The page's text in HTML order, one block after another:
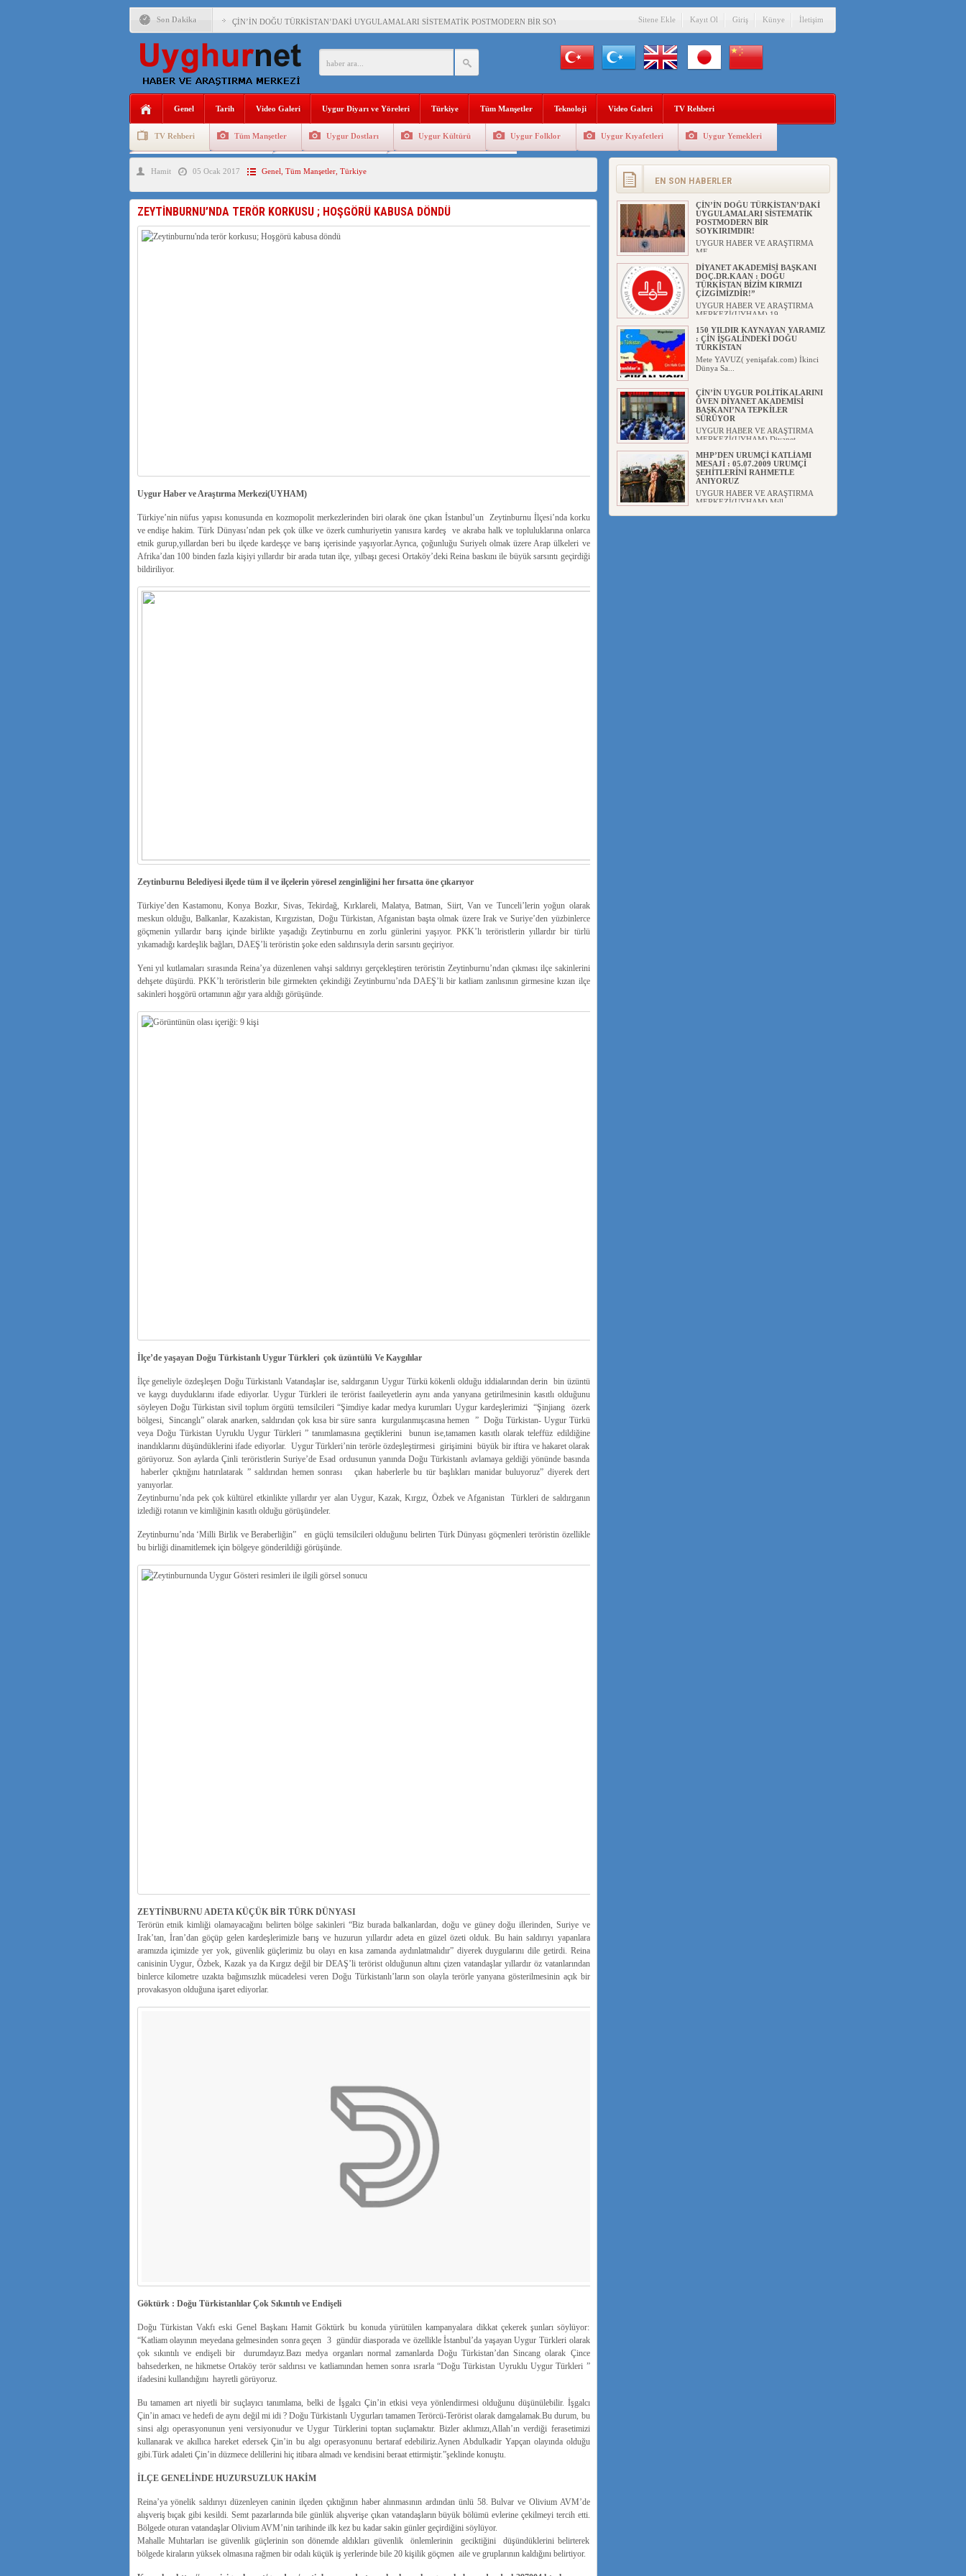
Son Dakika ÇİN’İN DOĞU TÜRKİSTAN’DAKİ UYGULAMALARI SİSTEMATİK POSTMODERN BİR SOYKIRIMDIR!
DİYANET AKADEMİSİ BAŞKANI DOÇ.DR.KAAN : DOĞU TÜRKİSTAN BİZİM KIRMIZI ÇİZGİMİZDİR!”
ÇİN’İN UYGUR POLİTİKALARINI ÖVEN DİYANET AKADEMİSİ BAŞKANI’NA TEPKİLER SÜRÜYOR
MHP’DEN URUMÇİ KATLİAMI MESAJİ : 05.07.2009 URUMÇİ ŞEHİTLERİNİ RAHMETLE ANIYORUZ
İŞGALCİ ÇİN’DEN “FETİHLER SULTANI MEHMET”DİZİSİNE GARİP SANSÜR VE HADSIZ İHTAR
SAADET PARTİSİ İLÇE BAŞKANI : TEMMUZ AYI,DOĞU TÜRKİSTAN İÇİN KATLİAM AYI DEĞİLDİR !
Sitene Ekle Kayıt Ol Giriş Künye İletişim
Genel Tarih Video Galeri Uygur Diyarı ve Yöreleri Türkiye Tüm Manşetler Teknoloji Video Galeri TV Rehberi
TV Rehberi Tüm Manşetler Uygur Dostları Uygur Kültürü Uygur Folklor Uygur Kıyafetleri Uygur Yemekleri
Uygurlarda Düğün ve Cenaze
Hamit 05 Ocak 2017 Genel Tüm Manşetler, Türkiye
ZEYTİNBURNU’NDA TERÖR KORKUSU ; HOŞGÖRÜ KABUSA DÖNDÜ
Uygur Haber ve Araştırma Merkezi(UYHAM)
Türkiye’nin nüfus yapısı konusunda en kozmopolit merkezlerinden biri olarak öne çıkan İstanbul’un Zeytinburnu İlçesi’nda korku
ve endişe hakim. Türk Dünyası’ndan pek çok ülke ve özerk cumhuriyetin yanısıra kardeş ve akraba halk ve topluluklarına onlarca
etnik gurup,yıllardan beri bu ilçede kardeşçe ve barış içerisinde yaşıyorlar.Ayrıca, çoğunluğu Suriyelı olmak üzere Arap ülkeleri ve
Afrika’dan 100 binden fazla kişiyi yıllardır bir arada tutan ilçe, yılbaşı gecesi Ortaköy’deki Reina baskını ile büyük sarsıntı geçirdiği
bildiriliyor.
Zeytinburnu Belediyesi ilçede tüm il ve ilçelerin yöresel zenginliğini her fırsatta öne çıkarıyor
Türkiye’den Kastamonu, Konya Bozkır, Sivas, Tekirdağ, Kırklareli, Malatya, Batman, Siirt, Van ve Tunceli’lerin yoğun olarak
meskun olduğu, Balkanlar, Kazakistan, Kırgızistan, Doğu Türkistan, Afganistan başta olmak üzere Irak ve Suriye’den yüzbinlerce
göçmenin yıllardır barış içinde birlikte yaşadığı Zeytinburnu en zorlu günlerini yaşıyor. PKK’lı teröristlerin yıllardır bir türlü
yıkamadığı kardeşlik bağları, DAEŞ’li teröristin şoke eden saldırısıyla derin sarsıntı geçiriyor.
Yeni yıl kutlamaları sırasında Reina’ya düzenlenen vahşi saldırıyı gerçekleştiren teröristin Zeytinburnu’ndan çıkması ilçe sakinlerini
dehşete düşürdü. PKK’lı teröristlerin bile girmekten çekindiği Zeytinburnu’nda DAEŞ’li bir katliam zanlısının girmesine kızan ilçe
sakinleri hoşgörü ortamının ağır yara aldığı görüşünde.
İlçe’de yaşayan Doğu Türkistanlı Uygur Türkleri çok üzüntülü Ve Kaygılılar
İlçe geneliyle özdeşleşen Doğu Türkistanlı Vatandaşlar ise, saldırganın Uygur Türkü kökenli olduğu iddialarından derin bin üzüntü
ve kaygı duyduklarını ifade ediyorlar. Uygur Türkleri ile terörist faaileyetlerin aynı anda yanyana getirilmesinin kasıtlı olduğunu
söyleyen Doğu Türkistan sivil toplum örgütü temsilcileri “Şimdiye kadar medya kurumları Uygur kardeşlerimizi “Şinjiang özerk
bölgesi, Sincanglı” olarak anarken, saldırıdan çok kısa bir süre sanra kurgulanmışcasına hemen ” Doğu Türkistan- Uygur Türkü
veya Doğu Türkistan Uyruklu Uygur Türkleri ” tanımlamasına geçtiklerini bunun ise,tamamen kasıtlı olarak teleffüz edildiğine
inandıklarını düşündüklerini ifade ediyorlar. Uygur Türkleri’nin terörle özdeşleştirmesi girişimini büyük bir iftira ve hakaret olarak
görüyoruz. Son aylarda Çinli teröristlerin Suriye’de Esad ordusunun yanında Doğu Türkistanlı avlamaya geldiği yönünde basında
haberler çıktığını hatırılatarak ” saldırıdan hemen sonrası çıkan haberlerle bu tür başlıkları manidar buluyoruz” diyerek dert
yanıyorlar.
Zeytinburnu’nda pek çok kültürel etkinlikte yıllardır yer alan Uygur, Kazak, Kırgız, Özbek ve Afganistan Türkleri de saldırganın
izlediği rotanın ve kimliğinin kasıtlı olduğu görüşündeler.
Zeytinburnu’nda ‘Milli Birlik ve Beraberliğin” en güçlü temsilcileri olduğunu belirten Türk Dünyası göçmenleri teröristin özellikle
bu birliği dinamitlemek için bölgeye gönderildiği görüşünde.
ZEYTİNBURNU ADETA KÜÇÜK BİR TÜRK DÜNYASI
Terörün etnik kimliği olamayacağını belirten bölge sakinleri “Biz burada balkanlardan, doğu ve güney doğu illerinden, Suriye ve
Irak’tan, İran’dan göçüp gelen kardeşlerimizle barış ve huzurun yıllardır adeta en güzel özeti olduk. Bu hain saldırıyı yapanlara
aramızda içimizde yer yok, güvenlik güçlerimiz bu olayı en kısa zamanda aydınlatmalıdır” diyerek duygularını dile getirdi. Reina
canisinin Uygur, Özbek, Kazak ya da Kırgız değil bir DEAŞ’li terörist olduğunun altını çizen vatandaşlar yıllardır öz vatanlarından
binlerce kilometre uzakta bağımsızlık mücadelesi veren Doğu Türkistanlı’ların son olayla terörle yanyana gösterilmesinin açık bir
provakasyon olduğuna işaret ediyorlar.
Göktürk : Doğu Türkistanlılar Çok Sıkıntılı ve Endişeli
Doğu Türkistan Vakfı eski Genel Başkanı Hamit Göktürk bu konuda yürütülen kampanyalara dikkat çekerek şunları söylüyor:
“Katliam olayının meyedana gelmesinden sonra geçen 3 gündür diasporada ve özellikle İstanbul’da yaşayan Uygur Türkleri olarak
çok sıkıntılı ve endişeli bir durumdayız.Bazı medya organları normal zamanlarda Doğu Türkistan’dan Sincang olarak Çince
bahsederken, ne hikmetse Ortaköy terör saldırısı ve katliamından hemen sonra ısrarla “Doğu Türkistan Uyruklu Uygur Türkleri ”
ifadesini kullandığını hayretli görüyoruz.
Bu tamamen art niyetli bir suçlayıcı tanımlama, belki de İşgalcı Çin’in etkisi veya yönlendirmesi olduğunu düşünülebilir. İşgalcı
Çin’in amacı ve hedefi de aynı değil mi idi ? Doğu Türkistanlı Uygurları tamamen Terörcü-Terörist olarak damgalamak.Bu durum, bu
sinsi algı operasyonunun yeni versiyonudur ve Uygur Türklerini toptan suçlamaktır. Bizler aklımızı,Allah’ın verdiği ferasetimizi
kullanarak ve akıllıca hareket edersek Çin’in bu algı operasyonunu bertaraf edebiliriz.Aynen Abdulkadir Yapçan olayında olduğu
gibi.Türk adaleti Çin’in düzmece delillerini hiç itibara almadı ve kendisini beraat ettirmiştir.”şeklinde konuştu.
İLÇE GENELİNDE HUZURSUZLUK HAKİM
Reina’ya yönelik saldırıyı düzenleyen caninin ilçeden çıktığının haber alınmasının ardından ünlü 58. Bulvar ve Olivium AVM’de
alışveriş bıçak gibi kesildi. Semt pazarlarında bile günlük alışverişe çıkan vatandaşların büyük bölümü evlerine çekilmeyi tercih etti.
Bölgede oturan vatandaşlar Olivium AVM’nin tarihinde ilk kez bu kadar sakin günler geçirdiğini söylüyor.
Mahalle Muhtarları ise güvenlik güçlerinin son dönemde aldıkları güvenlik önlemlerinin geciktiğini düşündüklerini belirterek
bölgede kiraların yüksek olmasına rağmen bir odalı küçük iş yerlerinde bile 20 kişilik göçmen aile ve gruplarının kaldığını belirtiyor.
EN SON HABERLER
ANAHTAR PARTİ GENEL
BAŞKANI AĞIRALİOĞLU : ÇİN’İN
UYGUR SOYKIRIMI BİR
HAKİKATTIR!
UYGUR HABER VE ARAŞTIRMA
ÇİN’İN DOĞU TÜRKİSTAN’DAKİ
UYGULAMALARI SİSTEMATİK
POSTMODERN BİR
SOYKIRIMDIR!
UYGUR HABER VE ARAŞTIRMA
ME...
DİYANET AKADEMİSİ BAŞKANI
DOÇ.DR.KAAN : DOĞU
TÜRKİSTAN BİZİM KIRMIZI
ÇİZGİMİZDİR!”
UYGUR HABER VE ARAŞTIRMA
MERKEZİ(UYHAM) 19...
150 YILDIR KAYNAYAN YARAMIZ
: ÇİN İŞGALİNDEKİ DOĞU
TÜRKİSTAN
Mete YAVUZ( yenişafak.com) İkinci
Dünya Sa...
ÇİN’İN UYGUR POLİTİKALARINI
ÖVEN DİYANET AKADEMİSİ
BAŞKANI’NA TEPKİLER
SÜRÜYOR
UYGUR HABER VE ARAŞTIRMA
MERKEZİ(UYHAM) Diyanet
MHP’DEN URUMÇİ KATLİAMI
MESAJİ : 05.07.2009 URUMÇİ
ŞEHİTLERİNİ RAHMETLE
ANIYORUZ
UYGUR HABER VE ARAŞTIRMA
MERKEZİ(UYHAM) Mill...
ÇİN’İN ANKARA BÜYÜKELÇİSİ